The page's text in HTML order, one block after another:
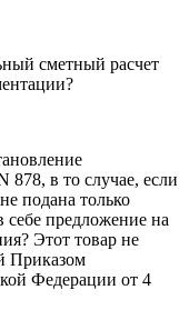
сметный расчет
878, в то случае, если
подана только
предложение на
Этот товар не
Приказом
Федерации от 4